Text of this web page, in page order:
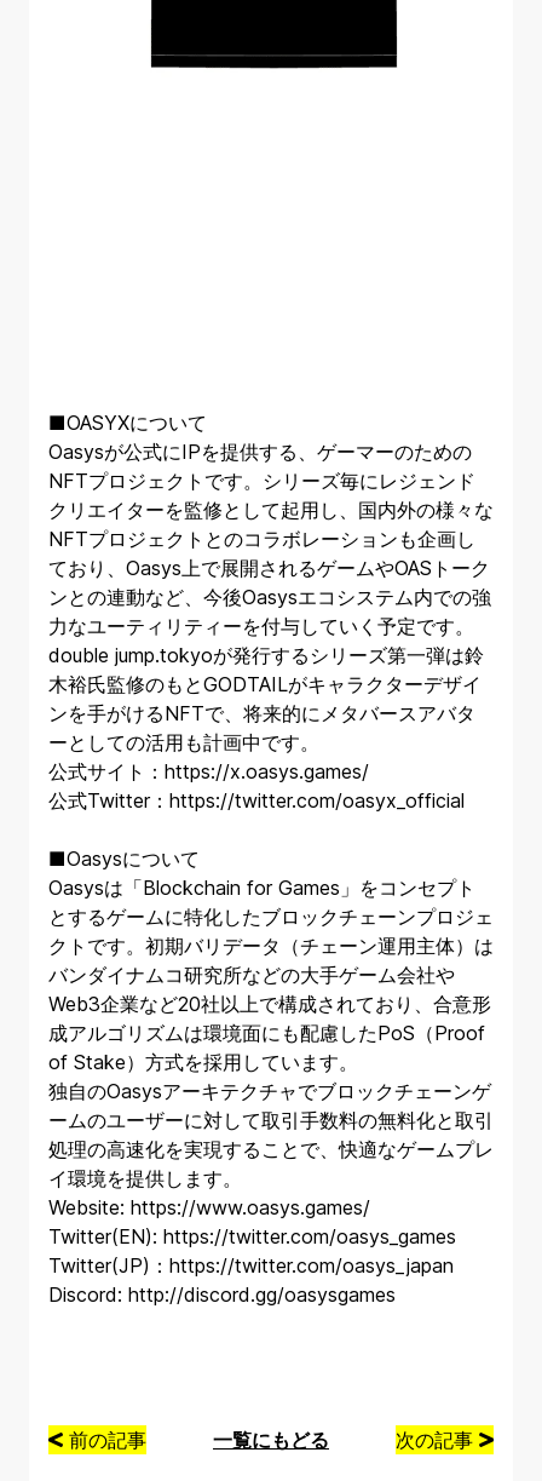
■OASYXについて
Oasysが公式にIPを提供する、ゲーマーのための
NFTプロジェクトです。シリーズ毎にレジェンド
クリエイターを監修として起用し、国内外の様々な
NFTプロジェクトとのコラボレーションも企画し
ており、Oasys上で展開されるゲームやOASトーク
ンとの連動など、今後Oasysエコシステム内での強
力なユーティリティーを付与していく予定です。
double jump.tokyoが発行するシリーズ第一弾は鈴
木裕氏監修のもとGODTAILがキャラクターデザイ
ンを手がけるNFTで、将来的にメタバースアバタ
ーとしての活用も計画中です。
公式サイト： https://x.oasys.games/
公式Twitter： https://twitter.com/oasyx_official
■Oasysについて
Oasysは「Blockchain for Games」をコンセプト
とするゲームに特化したブロックチェーンプロジェ
クトです。初期バリデータ（チェーン運用主体）は
バンダイナムコ研究所などの大手ゲーム会社や
Web3企業など20社以上で構成されており、合意形
成アルゴリズムは環境面にも配慮したPoS（Proof
of Stake）方式を採用しています。
独自のOasysアーキテクチャでブロックチェーンゲ
ームのユーザーに対して取引手数料の無料化と取引
処理の高速化を実現することで、快適なゲームプレ
イ環境を提供します。
Website: https://www.oasys.games/
Twitter(EN): https://twitter.com/oasys_games
Twitter(JP)： https://twitter.com/oasys_japan
Discord: http://discord.gg/oasysgames
前の記事 一覧にもどる 次の記事